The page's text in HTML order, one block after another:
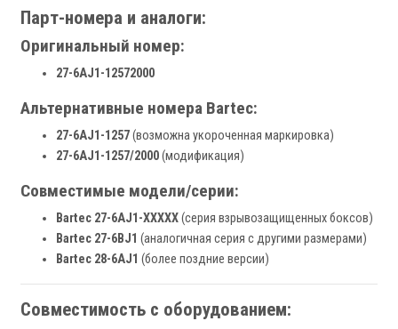
Парт-номера и аналоги:
Оригинальный номер:
27-6AJ1-12572000
Альтернативные номера Bartec:
27-6AJ1-1257(возможна укороченная маркировка)
27-6AJ1-1257/2000(модификация)
Совместимые модели/серии:
Bartec 27-6AJ1-XXXXX(серия взрывозащищенных боксов)
Bartec 27-6BJ1 (аналогичная серия с другими размерами)
Bartec 28-6AJ1 (более поздние версии)
Совместимость с оборудованием: